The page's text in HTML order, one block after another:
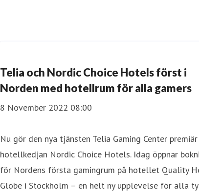
Telia och Nordic Choice Hotels först i
Norden med hotellrum för alla gamers
8 November 2022 08:00
Nu gör den nya tjänsten Telia Gaming Center
hotellkedjan Nordic Choice Hotels. Idag öppnar
för Nordens första gamingrum på hotellet Quality
Globe i Stockholm – en helt ny upplevelse för alla